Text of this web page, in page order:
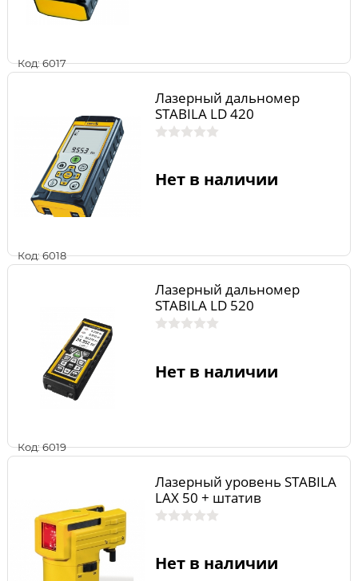
Код: 6017
Код: 6018
Лазерный дальномер
STABILA LD 420
Нет в наличии
Код: 6019
Лазерный дальномер
STABILA LD 520
Нет в наличии
Лазерный уровень STABILA
LAX 50 + штатив
Нет в наличии